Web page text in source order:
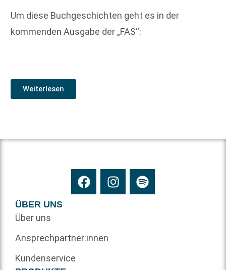
Um diese Buchgeschichten geht es in der
kommenden Ausgabe der „FAS“:
Weiterlesen
ÜBER UNS
Über uns
Ansprechpartner:innen
Kundenservice